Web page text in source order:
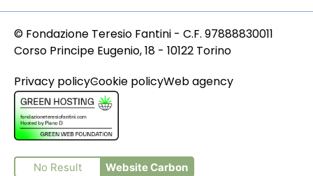
© Fondazione Teresio Fantini - C.F. 97888830011
Corso Principe Eugenio, 18 - 10122 Torino
Privacy policyCookie policyWeb agency
No Result Website Carbon